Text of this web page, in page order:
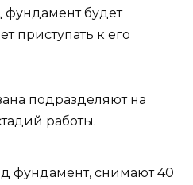
фундамент будет
приступать к его
подразделяют на
работы.
фундамент, снимают 40